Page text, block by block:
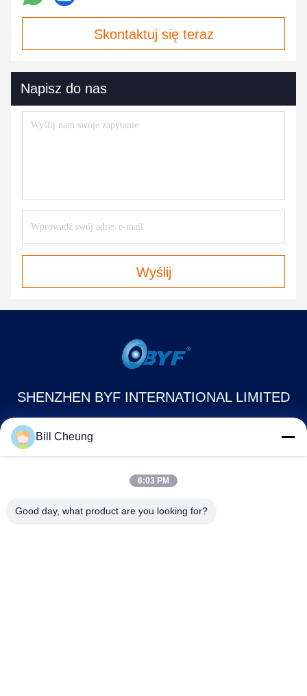
Skontaktuj się teraz
Napisz do nas
Wyślij
SHENZHEN BYF INTERNATIONAL LIMITED
Pokój 708, blok F, budynek Mingyue Huadu, Gonghe Gongye
Bill Cheung
6:03 PM
Good day, what product are you looking for?